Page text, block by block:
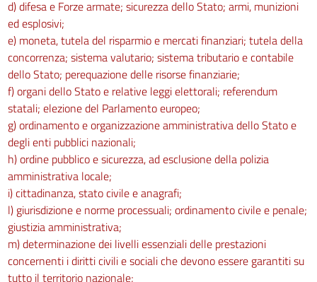
d) difesa e Forze armate; sicurezza dello Stato; armi, munizioni
ed esplosivi;
e) moneta, tutela del risparmio e mercati finanziari; tutela della
concorrenza; sistema valutario; sistema tributario e contabile
dello Stato; perequazione delle risorse finanziarie;
f) organi dello Stato e relative leggi elettorali; referendum
statali; elezione del Parlamento europeo;
g) ordinamento e organizzazione amministrativa dello Stato e
degli enti pubblici nazionali;
h) ordine pubblico e sicurezza, ad esclusione della polizia
amministrativa locale;
i) cittadinanza, stato civile e anagrafi;
l) giurisdizione e norme processuali; ordinamento civile e penale;
giustizia amministrativa;
m) determinazione dei livelli essenziali delle prestazioni
concernenti i diritti civili e sociali che devono essere garantiti su
tutto il territorio nazionale;